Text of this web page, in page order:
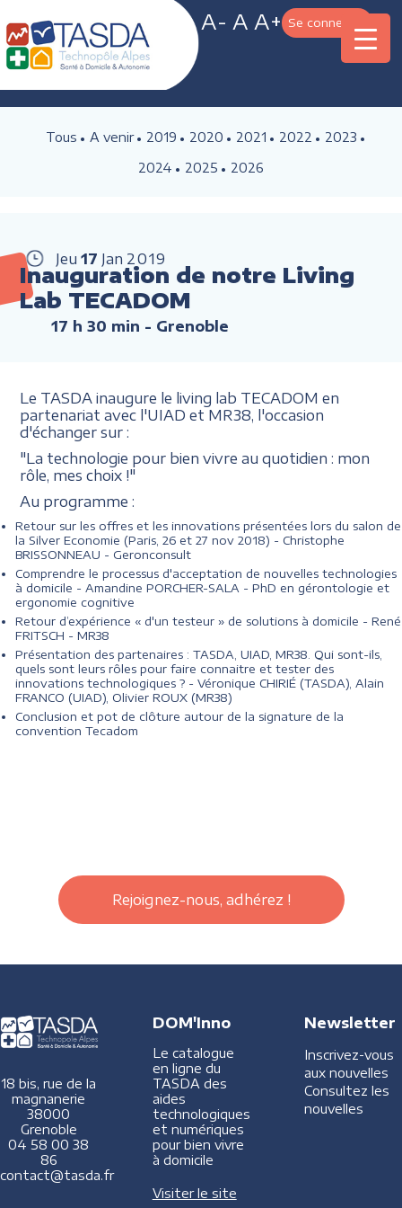
A- A A+ Se connecter
Tous A venir 2019 2020 2021 2022
2023
2024
2025 2026
Jeu 17 Jan 2019
Inauguration de notre Living
Lab TECADOM
17 h 30 min - Grenoble
Le TASDA inaugure le living lab TECADOM en
partenariat avec l'UIAD et MR38, l'occasion
d'échanger sur :
"La technologie pour bien vivre au quotidien : mon
rôle, mes choix !"
Au programme :
Retour sur les offres et les innovations présentées lors du salon de
la Silver Economie (Paris, 26 et 27 nov 2018) - Christophe
BRISSONNEAU - Geronconsult
Comprendre le processus d'acceptation de nouvelles technologies
à domicile - Amandine PORCHER-SALA - PhD en gérontologie et
ergonomie cognitive
Retour d’expérience « d'un testeur » de solutions à domicile - René
FRITSCH - MR38
Présentation des partenaires : TASDA, UIAD, MR38. Qui sont-ils,
quels sont leurs rôles pour faire connaitre et tester des
innovations technologiques ? - Véronique CHIRIÉ (TASDA), Alain
FRANCO (UIAD), Olivier ROUX (MR38)
Conclusion et pot de clôture autour de la signature de la
convention Tecadom
Rejoignez-nous, adhérez !
18 bis, rue de la
magnanerie
38000
Grenoble
04 58 00 38
86
contact@tasda.fr
DOM'Inno
Le catalogue
en ligne du
TASDA des
aides
technologiques
et numériques
pour bien vivre
à domicile
Visiter le site
Newsletter
Inscrivez-vous
aux nouvelles
Consultez les
nouvelles